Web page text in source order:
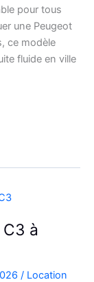
pour tous
une Peugeot
ce modèle
fluide en ville
à
/ Location